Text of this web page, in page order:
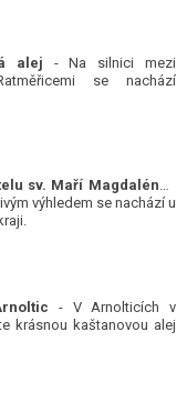
alej - Na silnici mezi
se nachází
výhledem se nachází u
- V Arnolticích v
krásnou kaštanovou alej